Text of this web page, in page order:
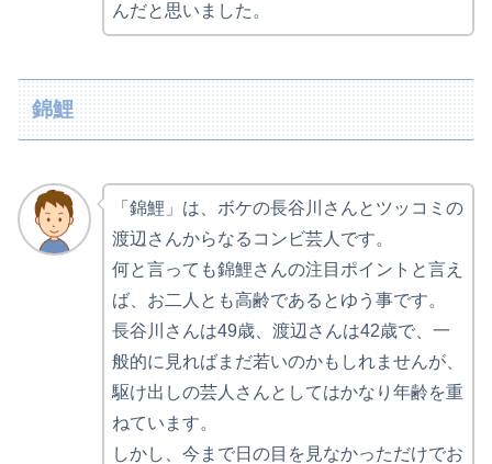
んだと思いました。
錦鯉
「錦鯉」は、ボケの長谷川さんとツッコミの
渡辺さんからなるコンビ芸人です。
何と言っても錦鯉さんの注目ポイントと言え
ば、お二人とも高齢であるとゆう事です。
長谷川さんは49歳、渡辺さんは42歳で、一
般的に見ればまだ若いのかもしれませんが、
駆け出しの芸人さんとしてはかなり年齢を重
ねています。
しかし、今まで日の目を見なかっただけでお